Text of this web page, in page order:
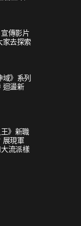
傳影片
家去探索
域》系列
迴盪新
》新職
展現軍
流派樣